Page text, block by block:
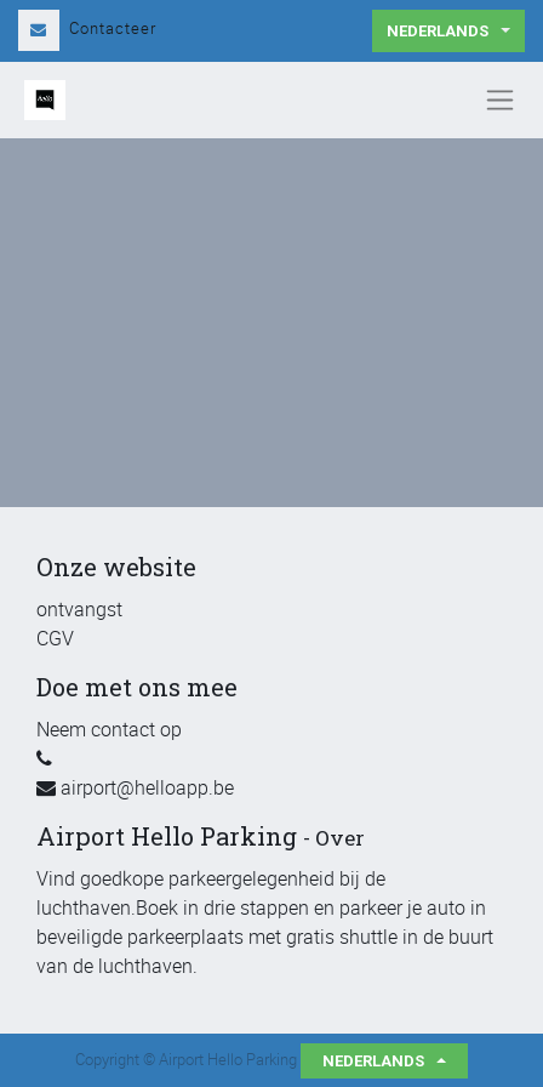
Contacteer NEDERLANDS
Onze website
ontvangst
CGV
Doe met ons mee
Neem contact op
airport@helloapp.be
Airport Hello Parking - Over
Vind goedkope parkeergelegenheid bij de
luchthaven.Boek in drie stappen en parkeer je auto in
beveiligde parkeerplaats met gratis shuttle in de buurt
van de luchthaven.
Copyright ©Airport Hello Parking NEDERLANDS